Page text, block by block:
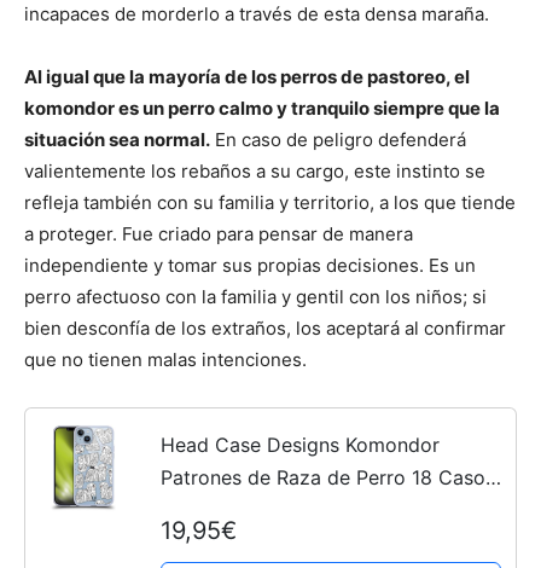
incapaces de morderlo a través de esta densa maraña.
Al igual que la mayoría de los perros de pastoreo, el
komondor es un perro calmo y tranquilo siempre que la
situación sea normal. En caso de peligro defenderá
valientemente los rebaños a su cargo, este instinto se
refleja también con su familia y territorio, a los que tiende
a proteger. Fue criado para pensar de manera
independiente y tomar sus propias decisiones. Es un
perro afectuoso con la familia y gentil con los niños; si
bien desconfía de los extraños, los aceptará al confirmar
que no tienen malas intenciones.
Head Case Designs Komondor
Patrones de Raza de Perro 18 Caso
iPhone 14 Plus
19,95€